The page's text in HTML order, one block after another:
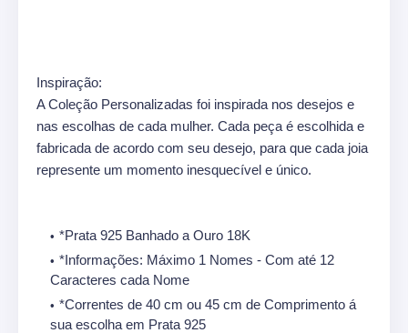
Inspiração:
A Coleção Personalizadas foi inspirada nos desejos e
nas escolhas de cada mulher. Cada peça é escolhida e
fabricada de acordo com seu desejo, para que cada joia
represente um momento inesquecível e único.
*Prata 925 Banhado a Ouro 18K
*Informações: Máximo 1 Nomes - Com até 12
Caracteres cada Nome
*Correntes de 40 cm ou 45 cm de Comprimento á
sua escolha em Prata 925